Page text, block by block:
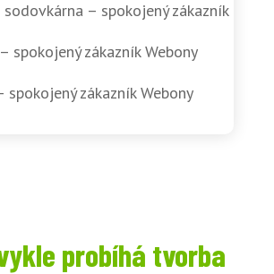
probíhá tvorba